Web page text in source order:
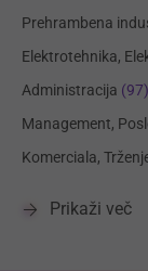
Prehrambena
Elektrotehnika,
Administracija (97)
Management,
Komerciala,
Prikaži več